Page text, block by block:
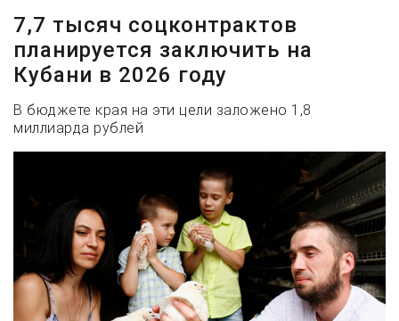
7,7 тысяч соцконтрактов
планируется заключить на
Кубани в 2026 году
В бюджете края на эти цели заложено 1,8
миллиарда рублей